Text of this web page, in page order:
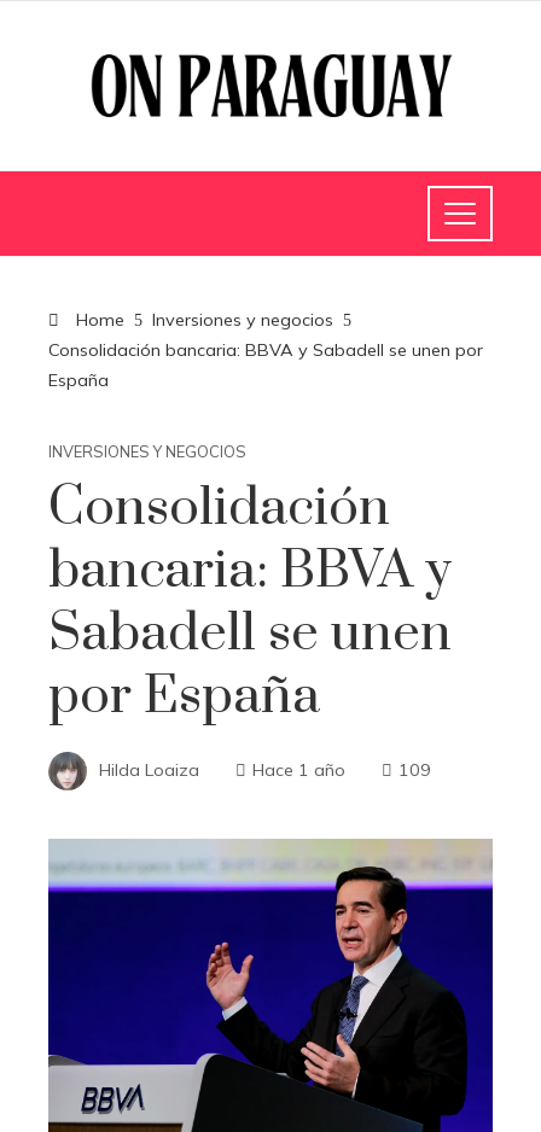
Home
Inversiones y negocios
Consolidación bancaria: BBVA y Sabadell se unen por
España
INVERSIONES Y NEGOCIOS
Consolidación
bancaria: BBVA y
Sabadell se unen
por España
Hilda Loaiza Hace 1 año 109